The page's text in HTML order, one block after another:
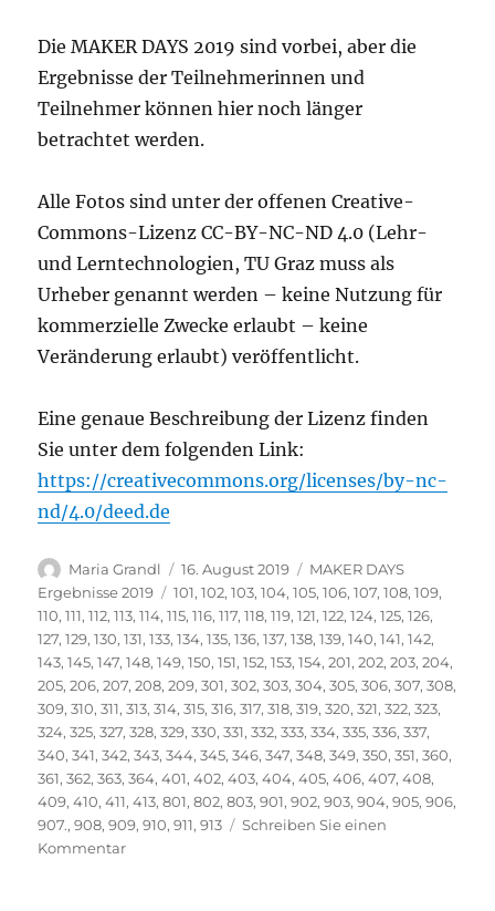
Die MAKER DAYS 2019 sind vorbei, aber die
Ergebnisse der Teilnehmerinnen und
Teilnehmer können hier noch länger
betrachtet werden.
Alle Fotos sind unter der offenen Creative-
Commons-Lizenz CC-BY-NC-ND 4.0 (Lehr-
und Lerntechnologien, TU Graz muss als
Urheber genannt werden – keine Nutzung für
kommerzielle Zwecke erlaubt – keine
Veränderung erlaubt) veröffentlicht.
Eine genaue Beschreibung der Lizenz finden
Sie unter dem folgenden Link:
https://creativecommons.org/licenses/by-nc-
nd/4.0/deed.de
Autor
Maria Grandl
Veröffentlicht
am
16. August 2019 Kategorien
MAKER DAYS
Ergebnisse 2019
Schlagwörter
101,102,103,104,105,106,107,108,109,
110,111,112,113,114,115,116,117,118,119,121,122,124,125,126,
127,129,130,131,133,134,135,136,137,138,139,140,141,142,
143,145,147,148,149,150,151,152,153,154,201,202,203,204,
205,206,207,208,209,301,302,303,304,305,306,307,308,
309,310,311,313,314,315,316,317,318,319,320,321,322,323,
324,325,327,328,329,330,331,332,333,334,335,336,337,
340,341,342,343,344,345,346,347,348,349,350,351,360,
361,362,363,364,401,402,403,404,405,406,407,408,
409,410,411,413,801,802,803,901,902,903,904,905,906,
907.,908,909,910,911,913
Schreiben Sie einen
Kommentarzu